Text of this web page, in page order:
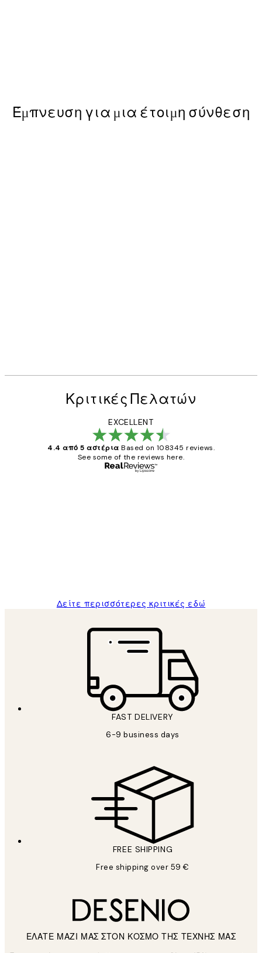
Έμπνευση για μια έτοιμη σύνθεση
Κριτικές Πελατών
EXCELLENT
4.4 από 5 αστέρια Based on 108345 reviews.
See some of the reviews here.
Δείτε περισσότερες κριτικές εδώ
FAST DELIVERY
6-9 business days
FREE SHIPPING
Free shipping over 59 €
ΕΛΑΤΕ ΜΑΖΙ ΜΑΣ ΣΤΟΝ ΚΟΣΜΟ ΤΗΣ ΤΕΧΝΗΣ ΜΑΣ